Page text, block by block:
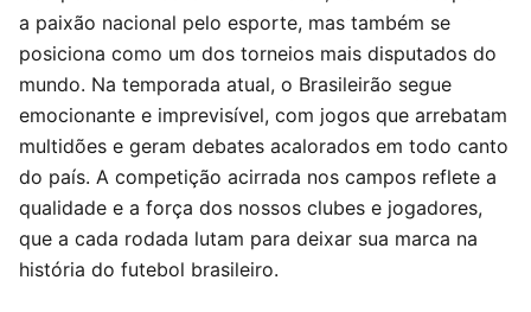
a paixão nacional pelo esporte, mas também se
posiciona como um dos torneios mais disputados do
mundo. Na temporada atual, o Brasileirão segue
emocionante e imprevisível, com jogos que arrebatam
multidões e geram debates acalorados em todo canto
do país. A competição acirrada nos campos reflete a
qualidade e a força dos nossos clubes e jogadores,
que a cada rodada lutam para deixar sua marca na
história do futebol brasileiro.